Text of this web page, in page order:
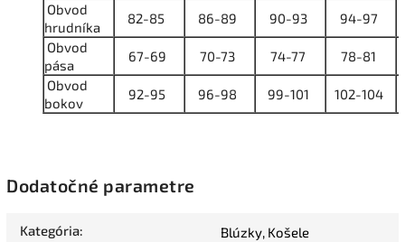
Obvod
hrudníka
82-85 86-89 90-93
94-97
Obvod
pása
67-69 70-73 74-77
78-81
Obvod
bokov
92-95 96-98 99-101 102-104
Dodatočné parametre
Kategória: Blúzky, Košele